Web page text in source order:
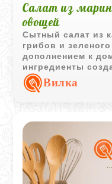
Салат из
овощей
Сытный салат из
грибов и
дополнением к
ингредиенты
приятную текстуру.
Вилка